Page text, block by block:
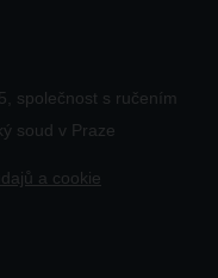
společnost s ručením
soud v Praze
a cookie